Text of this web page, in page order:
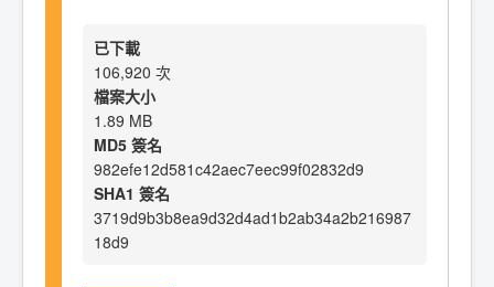
已下載
106,920 次
檔案大小
1.89 MB
MD5 簽名
982efe12d581c42aec7eec99f02832d9
SHA1 簽名
3719d9b3b8ea9d32d4ad1b2ab34a2b216987
18d9